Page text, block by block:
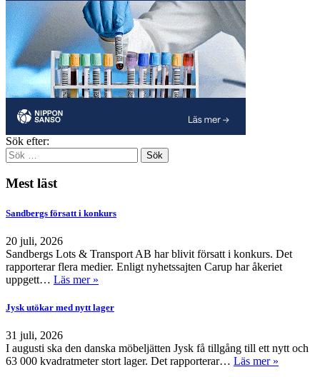
Sök efter:
Mest läst
Sandbergs försatt i konkurs
20 juli, 2026
Sandbergs Lots & Transport AB har blivit försatt i konkurs. Det
rapporterar flera medier. Enligt nyhetssajten Carup har åkeriet
uppgett… Läs mer »
Jysk utökar med nytt lager
31 juli, 2026
I augusti ska den danska möbeljätten Jysk få tillgång till ett nytt och
63 000 kvadratmeter stort lager. Det rapporterar… Läs mer »